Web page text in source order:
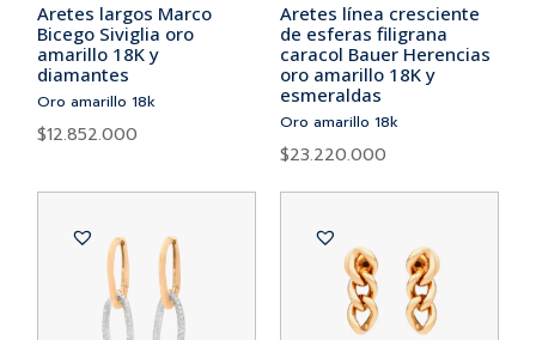
Aretes largos Marco
Bicego Siviglia oro
amarillo 18K y
diamantes
Oro amarillo 18k
$12.852.000
Aretes línea cresciente
de esferas filigrana
caracol Bauer Herencias
oro amarillo 18K y
esmeraldas
Oro amarillo 18k
$23.220.000